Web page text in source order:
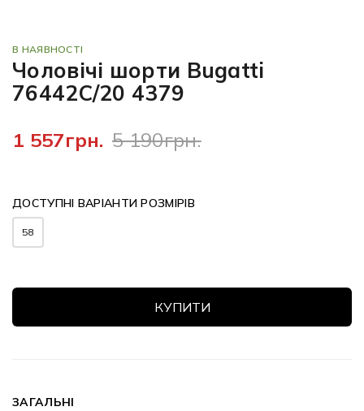
В НАЯВНОСТІ
Чоловічі шорти Bugatti
76442C/20 4379
1 557грн. 5 190грн.
ДОСТУПНІ ВАРІАНТИ РОЗМІРІВ
58
КУПИТИ
ЗАГАЛЬНІ